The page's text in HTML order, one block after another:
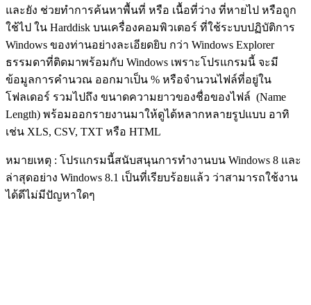
และยัง ช่วยทำการค้นหาพื้นที่ หรือ เนื้อที่ว่าง ที่หายไป หรือถูก
ใช้ไป ใน Harddisk บนเครื่องคอมพิวเตอร์ ที่ใช้ระบบปฏิบัติการ
Windows ของท่านอย่างละเอียดยิบ กว่า Windows Explorer
ธรรมดาที่ติดมาพร้อมกับ Windows เพราะโปรแกรมนี้ จะมี
ข้อมูลการคำนวณ ออกมาเป็น % หรือจำนวนไฟล์ที่อยู่ใน
โฟลเดอร์ รวมไปถึง ขนาดความยาวของชื่อของไฟล์ (Name
Length) พร้อมออกรายงานมาให้ดูได้หลากหลายรูปแบบ อาทิ
เช่น XLS, CSV, TXT หรือ HTML
หมายเหตุ : โปรแกรมนี้สนับสนุนการทำงานบน Windows 8 และ
ล่าสุดอย่าง Windows 8.1 เป็นที่เรียบร้อยแล้ว ว่าสามารถใช้งาน
ได้ดีไม่มีปัญหาใดๆ